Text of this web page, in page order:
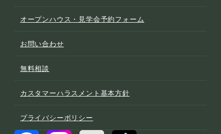
オープンハウス・見学会予約フォーム
お問い合わせ
無料相談
カスタマーハラスメント基本方針
プライバシーポリシー